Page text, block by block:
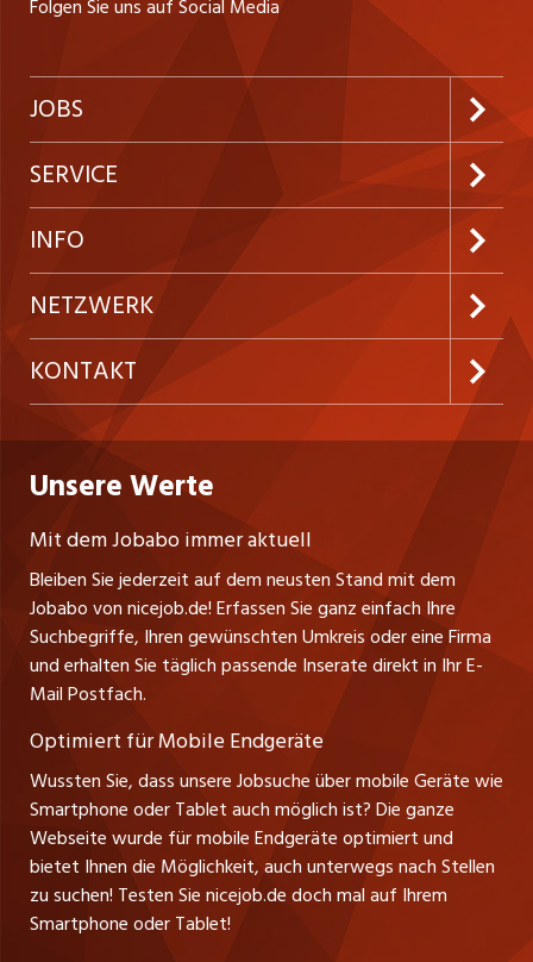
Folgen Sie uns auf Social Media
JOBS
Jobabo abonnieren
Neue Stellen
Festanstellungen
Temporäre Jobs
Freelance Jobs
Praktika
Lehrstellen
Führungspositionen
Management / Kader-Jobs
SERVICE
Kundenlogin
Inserieren
Firmen
Personalvermittler
INFO
Preise und Leistungen
AGB
Datenschutzerklärung
Nutzungsbedingungen
Impressum
NETZWERK
ostjob.ch
westjob.at
jobzüri.ch
jobmittelland.ch
jobbern.ch
jobbasel.ch
zentraljob.ch
myjob.ch
schaffu.ch (VS)
ajourjob.ch
tagblatt.ch
KONTAKT
Niederlassung
Fa. nicejob.de
PR Medien GmbH
Lindauer Straße 16
D-88239 Wangen
Tel. +49 07522 795034
Thomas Reiner
Ansprechpartner
Unsere Werte
Mit dem Jobabo immer aktuell
Bleiben Sie jederzeit auf dem neusten Stand mit dem
Jobabo von nicejob.de! Erfassen Sie ganz einfach Ihre
Suchbegriffe, Ihren gewünschten Umkreis oder eine Firma
und erhalten Sie täglich passende Inserate direkt in Ihr E-
Mail Postfach.
Optimiert für Mobile Endgeräte
Wussten Sie, dass unsere Jobsuche über mobile Geräte wie
Smartphone oder Tablet auch möglich ist? Die ganze
Webseite wurde für mobile Endgeräte optimiert und
bietet Ihnen die Möglichkeit, auch unterwegs nach Stellen
zu suchen! Testen Sie nicejob.de doch mal auf Ihrem
Smartphone oder Tablet!